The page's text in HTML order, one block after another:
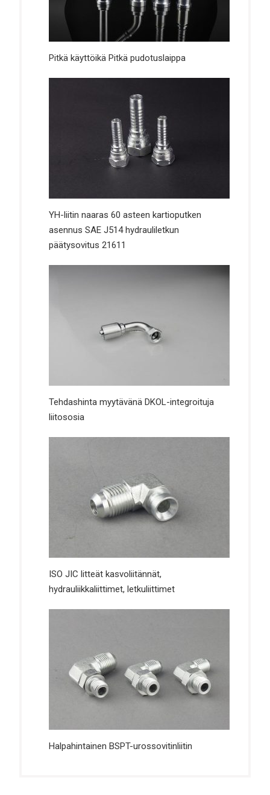
Pitkä käyttöikä Pitkä pudotuslaippa
YH-liitin naaras 60 asteen kartioputken
asennus SAE J514 hydrauliletkun
päätysovitus 21611
Tehdashinta myytävänä DKOL-integroituja
liitososia
ISO JIC litteät kasvoliitännät,
hydrauliikkaliittimet, letkuliittimet
Halpahintainen BSPT-urossovitinliitin